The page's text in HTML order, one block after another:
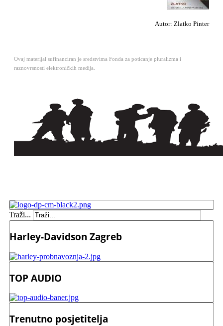
Autor: Zlatko Pinter
Ovaj materijal sufinanciran je sredstvima Fonda za poticanje pluralizma i
raznovrsnosti elektroničkih medija.
Traži...
Harley-Davidson Zagreb
TOP AUDIO
Trenutno posjetitelja